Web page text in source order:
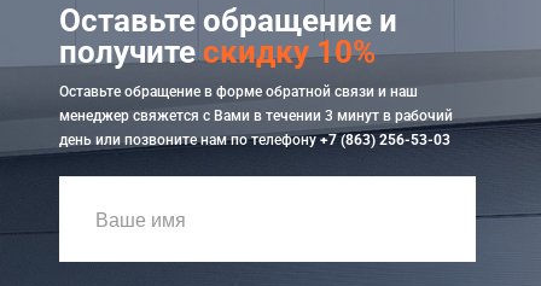
Оставьте обращение и
получитескидку 10%
Оставьте обращение в форме обратной связи и наш
менеджер свяжется с Вами в течении 3 минут в рабочий
день или позвоните нам по телефону+7 (863) 256-53-03